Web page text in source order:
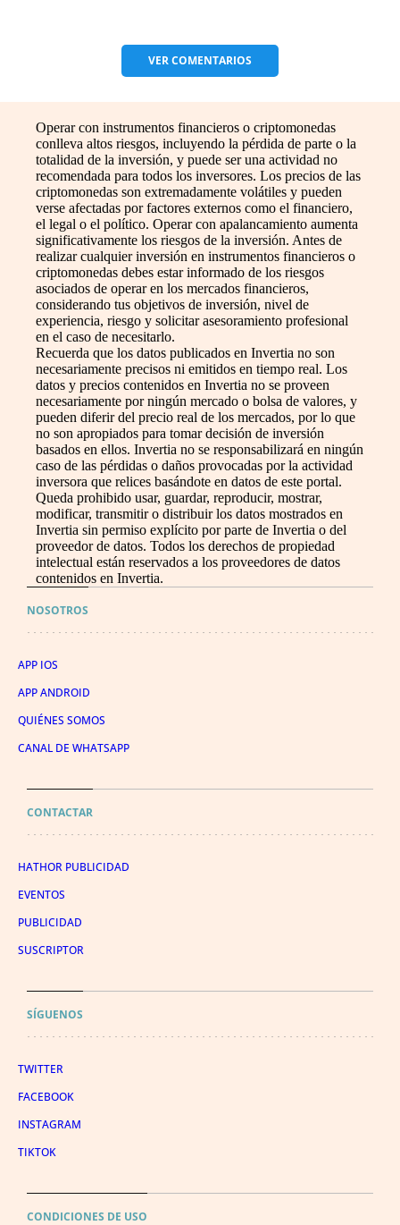
VERCOMENTARIOS
Operar con instrumentos financieros o criptomonedas
conlleva altos riesgos, incluyendo la pérdida de parte o la
totalidad de la inversión, y puede ser una actividad no
recomendada para todos los inversores. Los precios de las
criptomonedas son extremadamente volátiles y pueden
verse afectadas por factores externos como el financiero,
el legal o el político. Operar con apalancamiento aumenta
significativamente los riesgos de la inversión. Antes de
realizar cualquier inversión en instrumentos financieros o
criptomonedas debes estar informado de los riesgos
asociados de operar en los mercados financieros,
considerando tus objetivos de inversión, nivel de
experiencia, riesgo y solicitar asesoramiento profesional
en el caso de necesitarlo.
Recuerda que los datos publicados en Invertia no son
necesariamente precisos ni emitidos en tiempo real. Los
datos y precios contenidos en Invertia no se proveen
necesariamente por ningún mercado o bolsa de valores, y
pueden diferir del precio real de los mercados, por lo que
no son apropiados para tomar decisión de inversión
basados en ellos. Invertia no se responsabilizará en ningún
caso de las pérdidas o daños provocadas por la actividad
inversora que relices basándote en datos de este portal.
Queda prohibido usar, guardar, reproducir, mostrar,
modificar, transmitir o distribuir los datos mostrados en
Invertia sin permiso explícito por parte de Invertia o del
proveedor de datos. Todos los derechos de propiedad
intelectual están reservados a los proveedores de datos
contenidos en Invertia.
NOSOTROS
APP IOS
APP ANDROID
QUIÉNES SOMOS
CANAL DE WHATSAPP
CONTACTAR
HATHOR PUBLICIDAD
EVENTOS
PUBLICIDAD
SUSCRIPTOR
SÍGUENOS
TWITTER
FACEBOOK
INSTAGRAM
TIKTOK
CONDICIONES DE USO